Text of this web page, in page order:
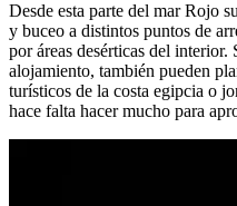
Desde esta parte del mar Rojo
y buceo a distintos puntos de
por áreas desérticas del interior.
alojamiento, también pueden
turísticos de la costa egipcia o
hace falta hacer mucho para